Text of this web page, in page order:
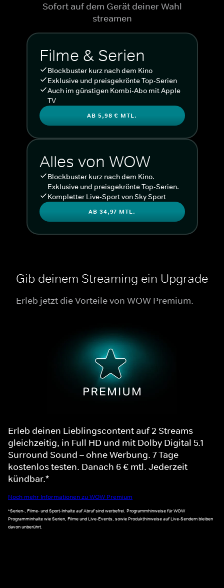
Sofort auf dem Gerät deiner Wahl
streamen
Filme & Serien
Blockbuster kurz nach dem Kino
Exklusive und preisgekrönte Top-Serien
Auch im günstigen Kombi-Abo mit Apple
TV
AB 5,98 € MTL.
Alles von WOW
Blockbuster kurz nach dem Kino.
Exklusive und preisgekrönte Top-Serien.
Kompletter Live-Sport von Sky Sport
AB 34,97 MTL.
Gib deinem Streaming ein Upgrade
Erleb jetzt die Vorteile von WOW Premium.
Erleb deinen Lieblingscontent auf 2 Streams
gleichzeitig, in Full HD und mit Dolby Digital 5.1
Surround Sound – ohne Werbung. 7 Tage
kostenlos testen. Danach 6 € mtl. Jederzeit
kündbar.*
Noch mehr Informationen zu WOW Premium
*Serien-, Filme- und Sport-Inhalte auf Abruf sind werbefrei. Programmhinweise für WOW
Programminhalte wie Serien, Filme und Live-Events, sowie Produkthinweise auf Live-Sendern bleiben
davon unberührt.